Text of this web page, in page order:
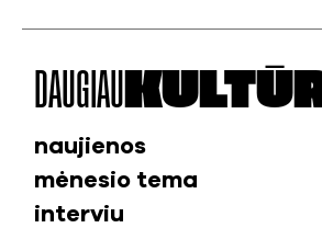
DAUGIAU
naujienos
mėnesio tema
interviu